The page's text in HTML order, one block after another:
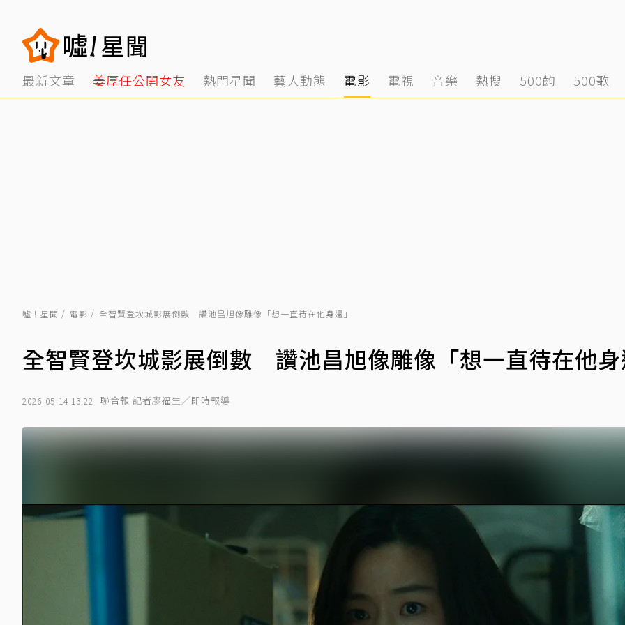
最新文章 姜厚任公開女友 熱門星聞 藝人動態 電影 電視 音樂 熱搜 500齣 500歌
噓！星聞 電影 全智賢登坎城影展倒數 讚池昌旭像雕像「想一直待在他身邊」
全智賢登坎城影展倒數 讚池昌旭像雕像「想一直待在他
2026-05-14 13:22 聯合報 記者廖福生／即時報導